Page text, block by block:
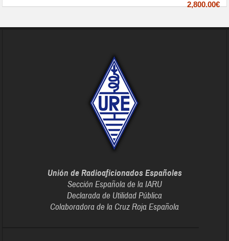
2,800.00€
Unión de Radioaficionados Españoles
Sección Española de la IARU
Declarada de Utilidad Pública
Colaboradora de la Cruz Roja Española